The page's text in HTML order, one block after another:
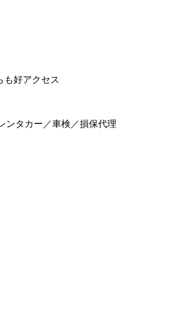
好アクセス
ンタカー／車検／損保代理